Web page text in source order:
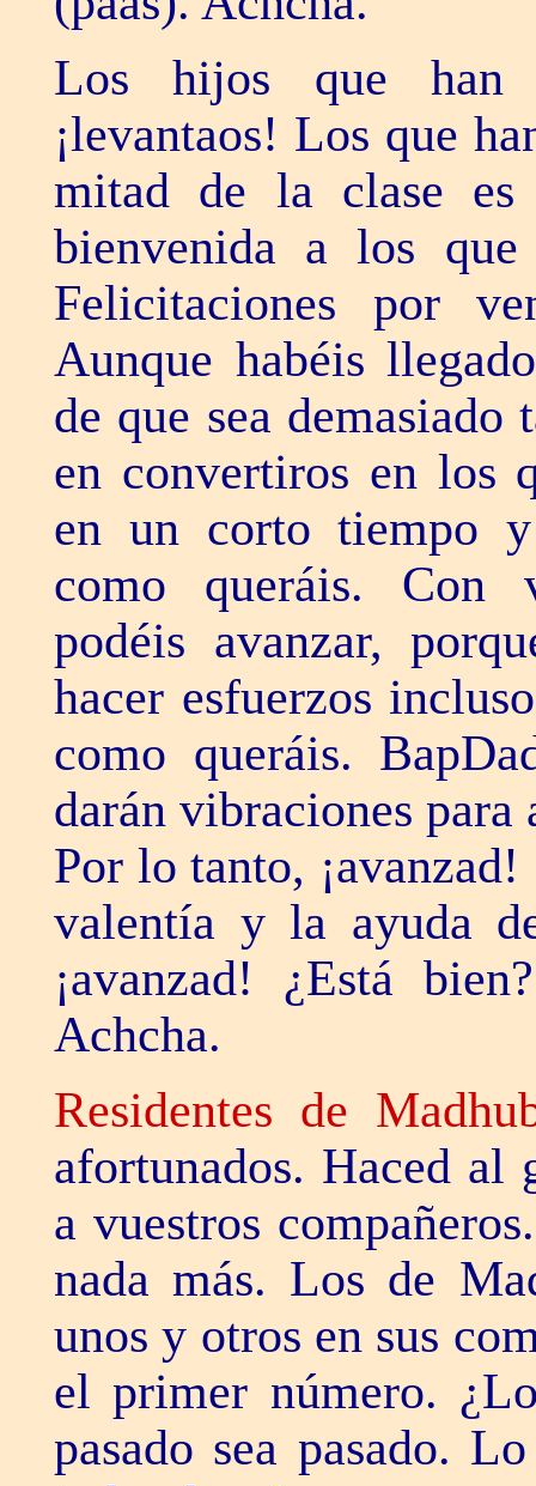
Los hijos que han
¡levantaos! Los que
mitad de la clase es
bienvenida a los
Felicitaciones por
Aunque habéis
de que sea demasiado
en convertiros en los
en un corto tiempo
como queráis. Con
podéis avanzar,
hacer esfuerzos
como queráis.
darán vibraciones para
Por lo tanto,
valentía y la ayuda
¡avanzad! ¿Está
Achcha.
Residentes de
afortunados. Haced al
a vuestros
nada más. Los de
unos y otros en sus
el primer número.
pasado sea pasado.